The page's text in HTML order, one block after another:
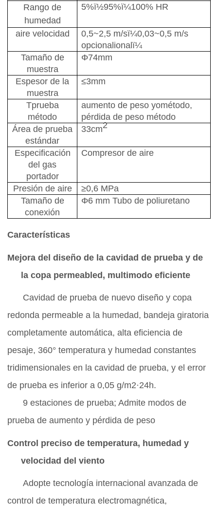
Rango de
humedad
5%ï½95%ï¼100% HR
aire velocidad 0,5~2,5 m/sï¼0,03~0,5 m/s
opcional ional ï¼
Tamaño de
muestra
Φ74mm
Espesor de la
muestra
≤3mm
Tprueba
método
aumento de peso yométodo,
pérdida de peso método
Área de prueba
estándar
33cm2
Especificación
del gas
portador
Compresor de aire
Presión de aire
≥0,6 MPa
Tamaño de
conexión
Φ6 mm Tubo de poliuretano
Características
Mejora del diseño de la cavidad de prueba y de
la copa permeabled, multimodo eficiente
Cavidad de prueba de nuevo diseño y copa
redonda permeable a la humedad, bandeja giratoria
completamente automática, alta eficiencia de
pesaje, 360° temperatura y humedad constantes
tridimensionales en la cavidad de prueba, y el error
de prueba es inferior a 0,05 g/m2·24h.
9 estaciones de prueba; Admite modos de
prueba de aumento y pérdida de peso
Control preciso de temperatura, humedad y
velocidad del viento
Adopte tecnología internacional avanzada de
control de temperatura electromagnética,